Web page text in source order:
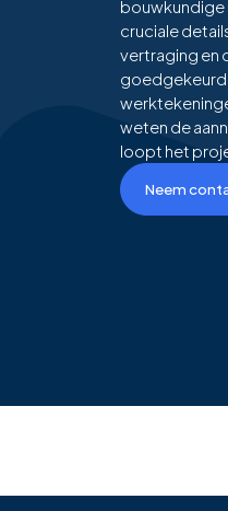
bouwkundige
cruciale
vertraging en
weten de
loopt het
Neem